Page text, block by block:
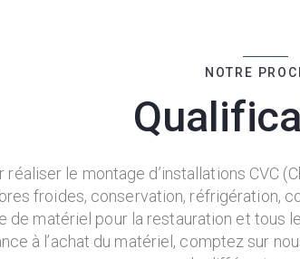
NOTRE
le montage d’installations CVC
froides, conservation, réfrigération,
de matériel pour la restauration et tous
à l’achat du matériel, comptez sur